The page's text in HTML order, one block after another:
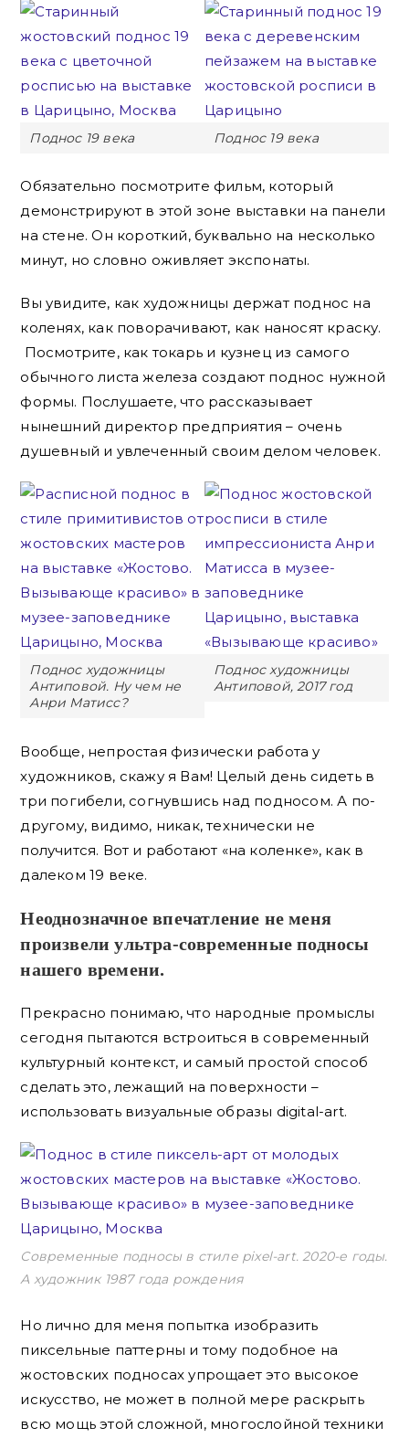
Поднос 19 века Поднос 19 века
Обязательно посмотрите фильм, который
демонстрируют в этой зоне выставки на панели
на стене. Он короткий, буквально на несколько
минут, но словно оживляет экспонаты.
Вы увидите, как художницы держат поднос на
коленях, как поворачивают, как наносят краску.
Посмотрите, как токарь и кузнец из самого
обычного листа железа создают поднос нужной
формы. Послушаете, что рассказывает
нынешний директор предприятия – очень
душевный и увлеченный своим делом человек.
Поднос художницы
Антиповой. Ну чем не
Анри Матисс?
Поднос художницы
Антиповой, 2017 год
Вообще, непростая физически работа у
художников, скажу я Вам! Целый день сидеть в
три погибели, согнувшись над подносом. А по-
другому, видимо, никак, технически не
получится. Вот и работают «на коленке», как в
далеком 19 веке.
Неоднозначное впечатление не меня
произвели ультра-современные подносы
нашего времени.
Прекрасно понимаю, что народные промыслы
сегодня пытаются встроиться в современный
культурный контекст, и самый простой способ
сделать это, лежащий на поверхности –
использовать визуальные образы digital-art.
Современные подносы в стиле pixel-art. 2020-е годы.
А художник 1987 года рождения
Но лично для меня попытка изобразить
пиксельные паттерны и тому подобное на
жостовских подносах упрощает это высокое
искусство, не может в полной мере раскрыть
всю мощь этой сложной, многослойной техники